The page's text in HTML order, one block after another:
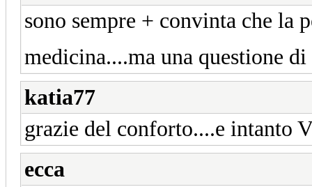
sono sempre + convinta che la
medicina....ma una questione
katia77
grazie del conforto....e intanto
ecca